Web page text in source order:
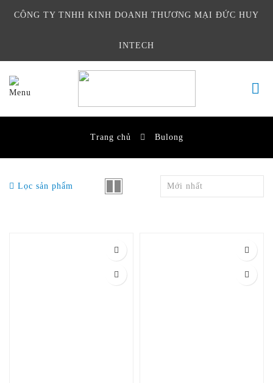
CÔNG TY TNHH KINH DOANH THƯƠNG MẠI ĐỨC HUY
INTECH
Trang chủ Bulong
Lọc sản phẩm Mới nhất